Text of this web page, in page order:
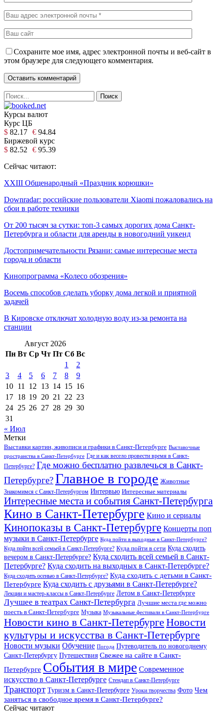
Сохраните мое имя, адрес электронной почты и веб-сайт в
этом браузере для следующего комментария.
Курсы валют
Курс ЦБ
$ 82.17 € 94.84
Биржевой курс
$ 82.52 € 95.39
Сейчас читают:
XXIII Общенародный «Праздник корюшки»
Downradar: российские пользователи Xiaomi пожаловались на
сбои в работе техники
От 200 тысяч за сутки: топ-3 самых дорогих дома Санкт-
Петербурга и области для аренды в новогодний уикенд
Достопримечательности Рязани: самые интересные места
города и области
Кинопрограмма «Колесо обозрения»
Восемь способов сделать уборку дома легкой и приятной
задачей
В Кировске отключат холодную воду из-за ремонта на
станции
Август 2026
Пн Вт Ср Чт Пт Сб Вс
1
2
3
4 5 6 7 8
9
10 11 12 13 14 15 16
17 18 19 20 21 22 23
24 25 26 27 28 29 30
31
« Июл
Метки
Выставки картин, живописи и графики в Санкт-Петербурге Выставочные
пространства в Санкт-Петербурге Где и как весело провести время в Санкт-
Петербурге? Где можно бесплатно развлечься в Санкт-
Петербурге?Главное в городе Животные
Знакомимся с Санкт-Петербургом Интервью Интересные материалы
Интересные места и события Санкт-Петербурга
Кино в Санкт-Петербурге Кино и сериалы
Кинопоказы в Санкт-Петербурге Концерты поп
музыки в Санкт-Петербурге Куда пойти в выходные в Санкт-Петербурге?
Куда пойти всей семьей в Санкт-Петербурге? Куда пойти в сети Куда сходить
вечером в Санкт-Петербурге? Куда сходить всей семьей в Санкт-
Петербурге? Куда сходить на выходных в Санкт-Петербурге?
Куда сходить осенью в Санкт-Петербурге? Куда сходить с детьми в Санкт-
Петербурге Куда сходить с друзьями в Санкт-Петербурге?
Лекции и мастер-классы в Санкт-Петербурге Летом в Санкт-Петербурге
Лучшее в театрах Санкт-Петербурга Лучшие места где можно
поесть в Санкт-Петербурге Музыка Музыкальные фестивали в Санкт-Петербурге
Новости кино в Санкт-Петербурге Новости
культуры и искусства в Санкт-Петербурге
Новости музыки Обучение Погода Путеводитель по новогоднему
Санкт-Петербургу Путешествия Свежее на сайте в Санкт-
Петербурге События в мире Современное
искусство в Санкт-Петербурге Стендап в Санкт-Петербурге
Транспорт Туризм в Санкт-Петербурге Уроки творчества Фото Чем
заняться в свободное время в Санкт-Петербурге?
Сейчас читают